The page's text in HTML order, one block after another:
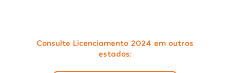
Consulte Licenciamento 2024 em outros
estados: